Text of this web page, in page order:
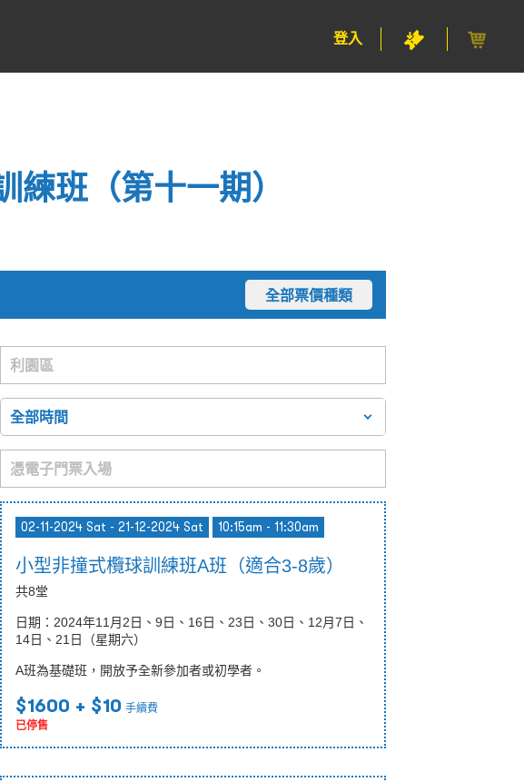
登入
班（第十一期）
全部票價種類
02-11-2024 Sat - 21-12-2024 Sat 10:15am - 11:30am
小型非撞式欖球訓練班A班（適合3-8歲）
共8堂
日期：2024年11月2日、9日、16日、23日、30日、12月7日、
14日、21日（星期六）
A班為基礎班，開放予全新參加者或初學者。
$1600 + $10 手續費
已停售